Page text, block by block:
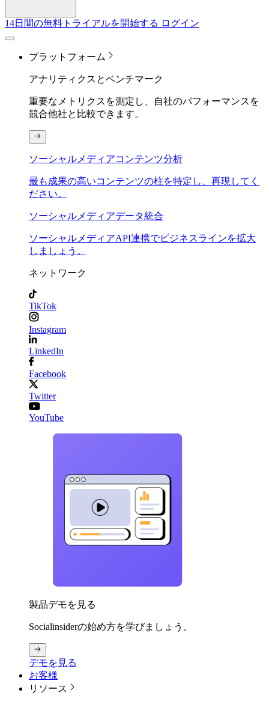
14日間の無料トライアルを開始する ログイン
プラットフォーム
アナリティクスとベンチマーク
重要なメトリクスを測定し、自社のパフォーマンスを
競合他社と比較できます。
ソーシャルメディアコンテンツ分析
最も成果の高いコンテンツの柱を特定し、再現してく
ださい。
ソーシャルメディアデータ統合
ソーシャルメディアAPI連携でビジネスラインを拡大
しましょう。
ネットワーク
TikTok
Instagram
LinkedIn
Facebook
Twitter
YouTube
製品デモを見る
Socialinsiderの始め方を学びましょう。
デモを見る
お客様
リソース